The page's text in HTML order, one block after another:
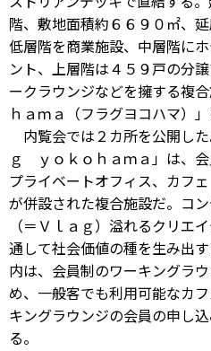
階、敷地面積約６６９０㎡、
低層階を商業施設、中層階に
ント、上層階は４５９戸の分
ークラウンジなどを擁する複
ｈａｍａ（フラグヨコハマ）」
内覧会では２カ所を公開し
ｇ ｙｏｋｏｈａｍａ」は、会
プライベートオフィス、カフ
が併設された複合施設だ。コ
（＝Ｖｌａｇ）溢れるクリエ
通して社会価値の種を生み出
内は、会員制のワーキングラ
め、一般客でも利用可能なカ
キングラウンジの会員の申し
る。